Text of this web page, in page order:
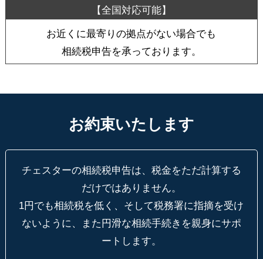
お近くに最寄りの拠点がない場合でも
相続税申告を承っております。
お約束いたします
チェスターの相続税申告は、税金をただ計算する
だけではありません。
1円でも相続税を低く、そして税務署に指摘を受け
ないように、
また円滑な相続手続きを親身にサポ
ートします。